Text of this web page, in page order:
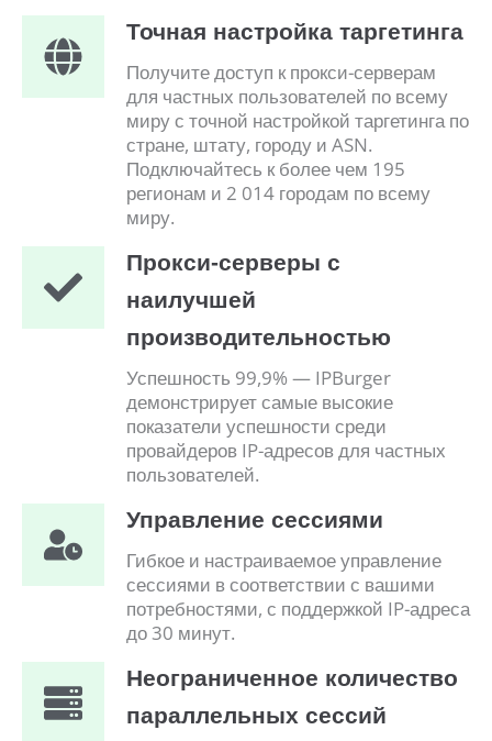
Точная настройка таргетинга
Получите доступ к прокси-серверам
для частных пользователей по всему
миру с точной настройкой таргетинга по
стране, штату, городу и ASN.
Подключайтесь к более чем 195
регионам и 2 014 городам по всему
миру.
Прокси-серверы с
наилучшей
производительностью
Успешность 99,9% — IPBurger
демонстрирует самые высокие
показатели успешности среди
провайдеров IP-адресов для частных
пользователей.
Управление сессиями
Гибкое и настраиваемое управление
сессиями в соответствии с вашими
потребностями, с поддержкой IP-адреса
до 30 минут.
Неограниченное количество
параллельных сессий